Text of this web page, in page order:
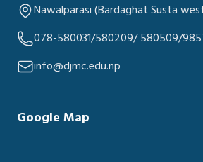
Nawalparasi (Bardaghat Susta
078-580031/580209/ 580509/
info@djmc.edu.np
Google Map